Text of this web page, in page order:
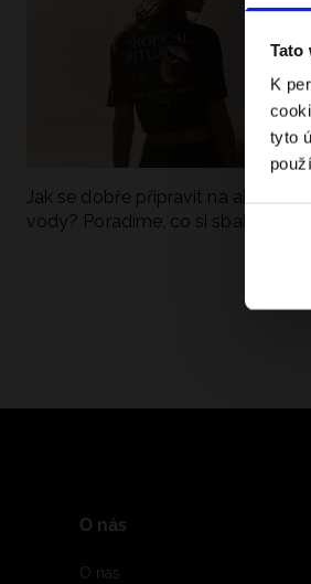
Tato
K
tyto
Jak se dobře připravit na aktivní
vody? Poradíme, co si sbalit
O nás
O nás